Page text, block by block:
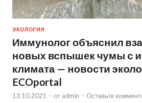
ЭКОЛОГИЯ
Иммунолог объяснил
новых вспышек чумы с
климата — новости
ECOportal
13.10.2021 - от admin - Оставьте